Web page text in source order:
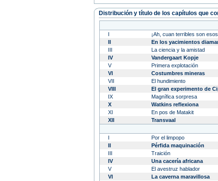
Distribución y título de los capítulos que
I
¡Ah, cuan terribles son
II
En los yacimientos
III
La ciencia y la amistad
IV
Vandergaart Kopje
V
Primera explotación
VI
Costumbres mineras
VII
El hundimiento
VIII
El gran experimento de
IX
Magnífica sorpresa
X
Watkins reflexiona
XI
En pos de Matakit
XII
Transvaal
I
Por el limpopo
II
Pérfida maquinación
III
Traición
IV
Una cacería africana
V
El avestruz hablador
VI
La caverna maravillosa